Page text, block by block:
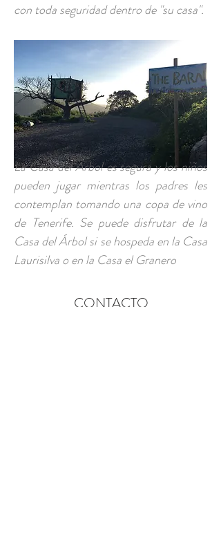
con toda seguridad dentro de "su casa".
La Casa del Árbol es segura y los niños
pueden jugar mientras los padres les
contemplan tomando una copa de vino
de Tenerife. Se puede disfrutar de la
Casa del Árbol si se hospeda en la Casa
Laurisilva o en la Casa el Granero
CONTACTO